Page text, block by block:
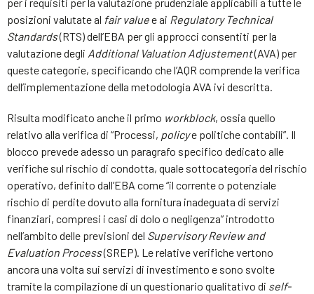
posizioni valutate al fair valuee ai Regulatory Technical
Standards(RTS) dell’EBA per gli approcci consentiti per la
valutazione degli Additional Valuation Adjustement(AVA) per
queste categorie, specificando che l’AQR comprende la verifica
dell’implementazione della metodologia AVA ivi descritta.
Risulta modificato anche il primo workblock, ossia quello
relativo alla verifica di “Processi, policye politiche contabili”. Il
blocco prevede adesso un paragrafo specifico dedicato alle
verifiche sul rischio di condotta, quale sottocategoria del rischio
operativo, definito dall’EBA come “il corrente o potenziale
rischio di perdite dovuto alla fornitura inadeguata di servizi
finanziari, compresi i casi di dolo o negligenza” introdotto
nell’ambito delle previsioni del Supervisory Review and
Evaluation Process(SREP). Le relative verifiche vertono
ancora una volta sui servizi di investimento e sono svolte
tramite la compilazione di un questionario qualitativo di self-